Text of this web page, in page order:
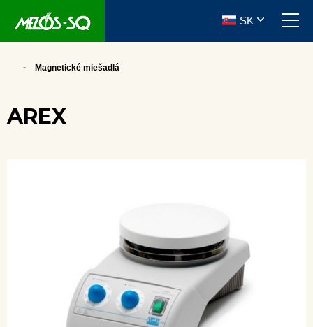
SK
Magnetické miešadlá
AREX